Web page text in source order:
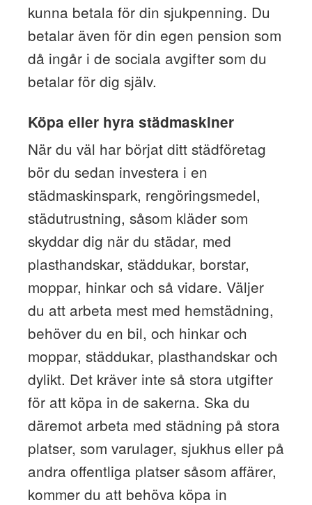
kunna betala för din sjukpenning. Du
betalar även för din egen pension som
då ingår i de sociala avgifter som du
betalar för dig själv.
Köpa eller hyra städmaskiner
När du väl har börjat ditt städföretag
bör du sedan investera i en
städmaskinspark, rengöringsmedel,
städutrustning, såsom kläder som
skyddar dig när du städar, med
plasthandskar, städdukar, borstar,
moppar, hinkar och så vidare. Väljer
du att arbeta mest med hemstädning,
behöver du en bil, och hinkar och
moppar, städdukar, plasthandskar och
dylikt. Det kräver inte så stora utgifter
för att köpa in de sakerna. Ska du
däremot arbeta med städning på stora
platser, som varulager, sjukhus eller på
andra offentliga platser såsom affärer,
kommer du att behöva köpa in